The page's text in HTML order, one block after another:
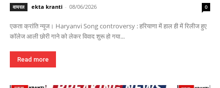
वायरल ekta kranti - 08/06/2026 0
एकता क्रांति न्यूज। Haryanvi Song controversy : हरियाणा में हाल ही में रिलीज हुए
कॉलेज आली छोरी गाने को लेकर विवाद शुरू हो गया...
Read more